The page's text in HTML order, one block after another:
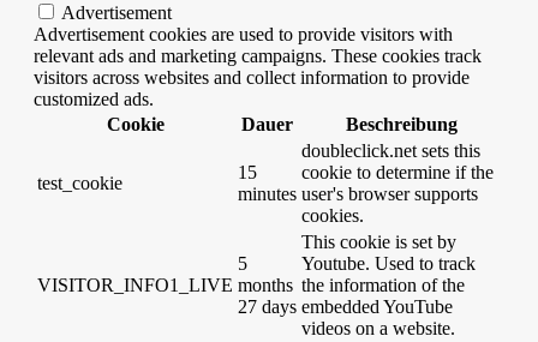
Advertisement
Advertisement cookies are used to provide visitors with
relevant ads and marketing campaigns. These cookies track
visitors across websites and collect information to provide
customized ads.
Cookie
Dauer Beschreibung
test_cookie
15
minutes
doubleclick.net sets this
cookie to determine if the
user's browser supports
cookies.
VISITOR_INFO1_LIVE
5
months
27 days
This cookie is set by
Youtube. Used to track
the information of the
embedded YouTube
videos on a website.